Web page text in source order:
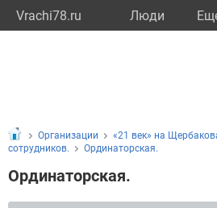
Vrachi78.ru Люди
Организации «21 век» на
сотрудников.
Ординаторская.
Ординаторская.